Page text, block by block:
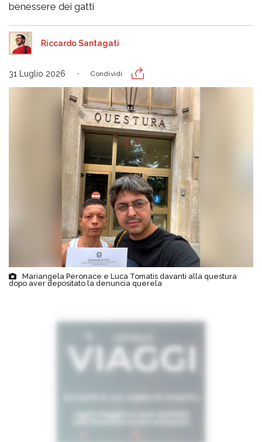
benessere dei gatti
Riccardo Santagati
31 Luglio 2026 Condividi
Mariangela Peronace e Luca Tomatis davanti alla questura
dopo aver depositato la denuncia querela